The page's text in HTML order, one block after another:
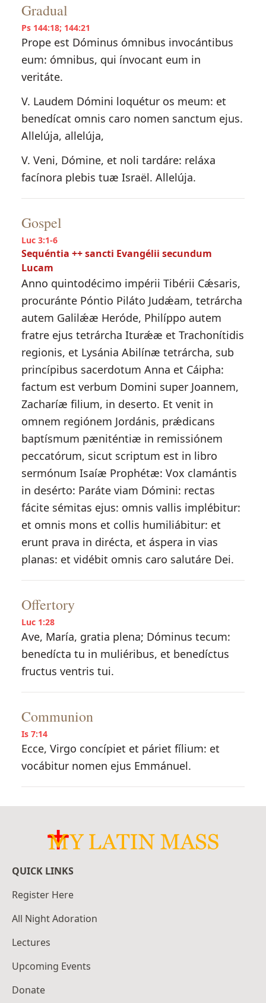
Gradual
Ps 144:18; 144:21
Prope est Dóminus ómnibus invocántibus
eum: ómnibus, qui ínvocant eum in
veritáte.
V. Laudem Dómini loquétur os meum: et
benedícat omnis caro nomen sanctum ejus.
Allelúja, allelúja,
V. Veni, Dómine, et noli tardáre: reláxa
facínora plebis tuæ Israël. Allelúja.
Gospel
Luc 3:1-6
Sequéntia ++ sancti Evangélii secundum
Lucam
Anno quintodécimo impérii Tibérii Cǽsaris,
procuránte Póntio Piláto Judǽam, tetrárcha
autem Galilǽæ Heróde, Philíppo autem
fratre ejus tetrárcha Iturǽæ et Trachonítidis
regionis, et Lysánia Abilínæ tetrárcha, sub
princípibus sacerdotum Anna et Cáipha:
factum est verbum Domini super Joannem,
Zacharíæ filium, in deserto. Et venit in
omnem regiónem Jordánis, prǽdicans
baptísmum pæniténtiæ in remissiónem
peccatórum, sicut scriptum est in libro
sermónum Isaíæ Prophétæ: Vox clamántis
in desérto: Paráte viam Dómini: rectas
fácite sémitas ejus: omnis vallis implébitur:
et omnis mons et collis humiliábitur: et
erunt prava in dirécta, et áspera in vias
planas: et vidébit omnis caro salutáre Dei.
Offertory
Luc 1:28
Ave, María, gratia plena; Dóminus tecum:
benedícta tu in muliéribus, et benedíctus
fructus ventris tui.
Communion
Is 7:14
Ecce, Virgo concípiet et páriet fílium: et
vocábitur nomen ejus Emmánuel.
QUICK LINKS
Register Here
All Night Adoration
Lectures
Upcoming Events
Donate